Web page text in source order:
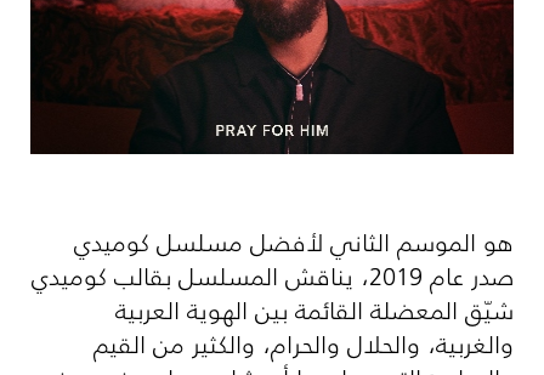
هو الموسم الثاني لأفضل مسلسل كوميدي
صدر عام 2019، يناقش المسلسل بقالب كوميدي
شيّق المعضلة القائمة بين الهوية العربية
والغربية، والحلال والحرام، والكثير من القيم